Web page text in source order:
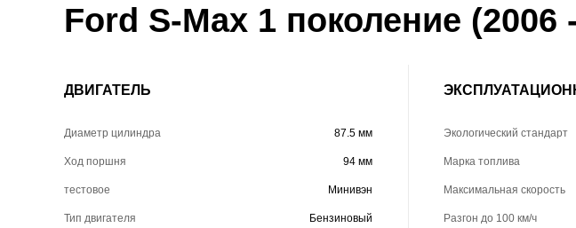
Ford S-Max 1 поколение
ДВИГАТЕЛЬ
Диаметр цилиндра 87.5 мм
Ход поршня 94 мм
тестовое Минивэн
Тип двигателя Бензиновый
Экологический стандарт
Марка топлива
Максимальная скорость
Разгон до 100 км/ч